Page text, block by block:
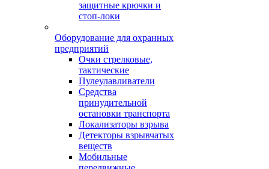
защитные крючки и
стоп-локи
Оборудование для охранных
предприятий
Очки стрелковые,
тактические
Пулеулавливатели
Средства
принудительной
остановки транспорта
Локализаторы взрыва
Детекторы взрывчатых
веществ
Мобильные